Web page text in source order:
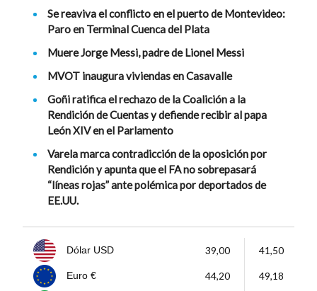
Se reaviva el conflicto en el puerto de Montevideo:
Paro en Terminal Cuenca del Plata
Muere Jorge Messi, padre de Lionel Messi
MVOT inaugura viviendas en Casavalle
Goñi ratifica el rechazo de la Coalición a la
Rendición de Cuentas y defiende recibir al papa
León XIV en el Parlamento
Varela marca contradicción de la oposición por
Rendición y apunta que el FA no sobrepasará
“líneas rojas” ante polémica por deportados de
EE.UU.
Dólar USD 39,00 41,50
Euro € 44,20 49,18